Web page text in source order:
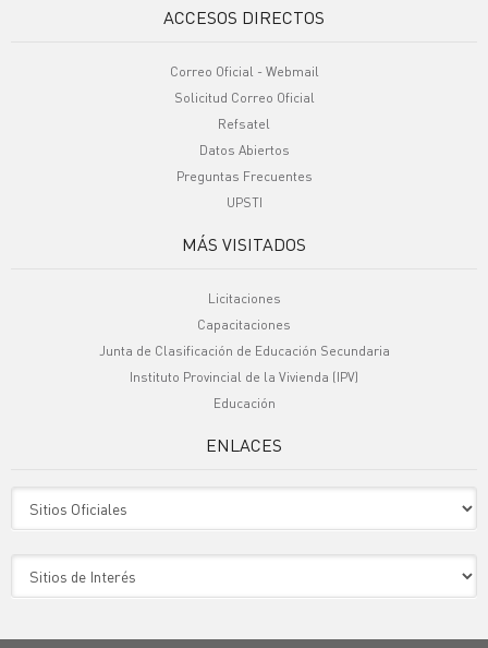
ACCESOS DIRECTOS
Correo Oficial - Webmail
Solicitud Correo Oficial
Refsatel
Datos Abiertos
Preguntas Frecuentes
UPSTI
MÁS VISITADOS
Licitaciones
Capacitaciones
Junta de Clasificación de Educación Secundaria
Instituto Provincial de la Vivienda (IPV)
Educación
ENLACES